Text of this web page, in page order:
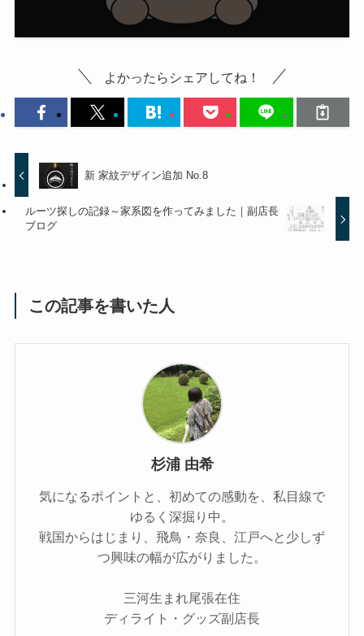
よかったらシェアしてね！
新 家紋デザイン追加 No.8
ルーツ探しの記録～家系図を作ってみました｜副店長
ブログ
この記事を書いた人
杉浦 由希
気になるポイントと、初めての感動を、私目線で
ゆるく深掘り中。
戦国からはじまり、飛鳥・奈良、江戸へと少しず
つ興味の幅が広がりました。
三河生まれ尾張在住
ディライト・グッズ副店長